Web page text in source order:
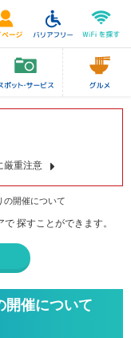
厳重注意
の開催について
で 探すことができます。
開催について